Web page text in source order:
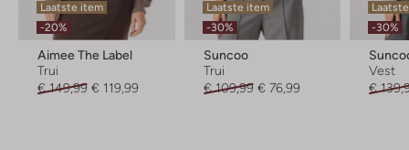
Laatste item
-20%
Aimee The Label
Trui
€ 149,99 € 119,99
Laatste item
-30%
Suncoo
Trui
€ 109,99 € 76,99
-30%
Vest
€